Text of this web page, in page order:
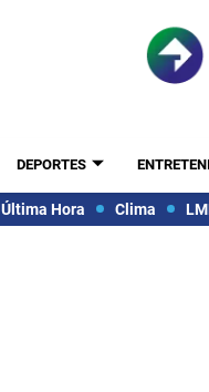
DEPORTES
Última Hora Clima